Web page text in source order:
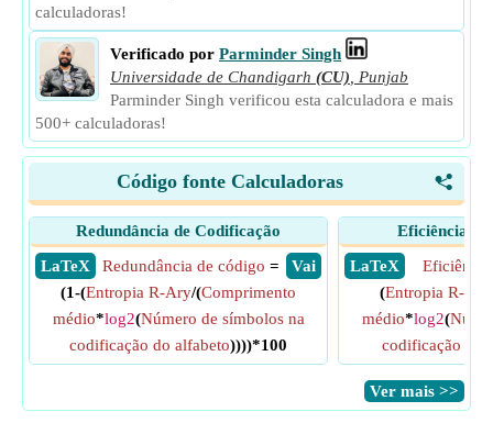
calculadoras!
Verificado por Parminder Singh
Universidade de Chandigarh (CU)
Punjab
Parminder Singh verificou esta calculadora e mais
500+ calculadoras!
<
Código fonte Calculadoras
Redundância de Codificação
​ LaTeX
​ Vai
Redundância de código =
(1-(Entropia R-Ary/(Comprimento
médio*log2(Número de símbolos na
codificação do alfabeto))))*100
Eficiência
​ LaTeX
(Entropia R-Ary
médio*log2(
codificação do
​Ver mais >>